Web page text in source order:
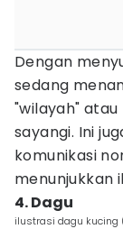
Dengan
sedang
"wilayah"
sayangi. Ini
komunikasi
menunjukkan
4. Dagu
ilustrasi dagu kucing